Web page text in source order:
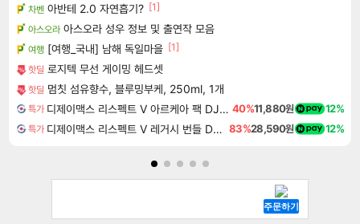
차벤 아반테 2.0 자연흡기? [1]
아스오라 아스오라 성우 정보 및 출연작 모음
여행 [여행_국내] 남해 독일마을 [1]
핫딜 로지텍 무선 게이밍 헤드셋
핫딜 멈칫 섬유향수, 블루밍부케, 250ml, 1개
특가 디제이맥스 리스펙트 V 아르케아 팩 DJMAX RESPECT V Arcaea Pack DLC 40%11,880원 12%
특가 디제이맥스 리스펙트 V 레거시 번들 DJMAX RESPECT V Legacy Bundle DLC 83%28,590원 12%